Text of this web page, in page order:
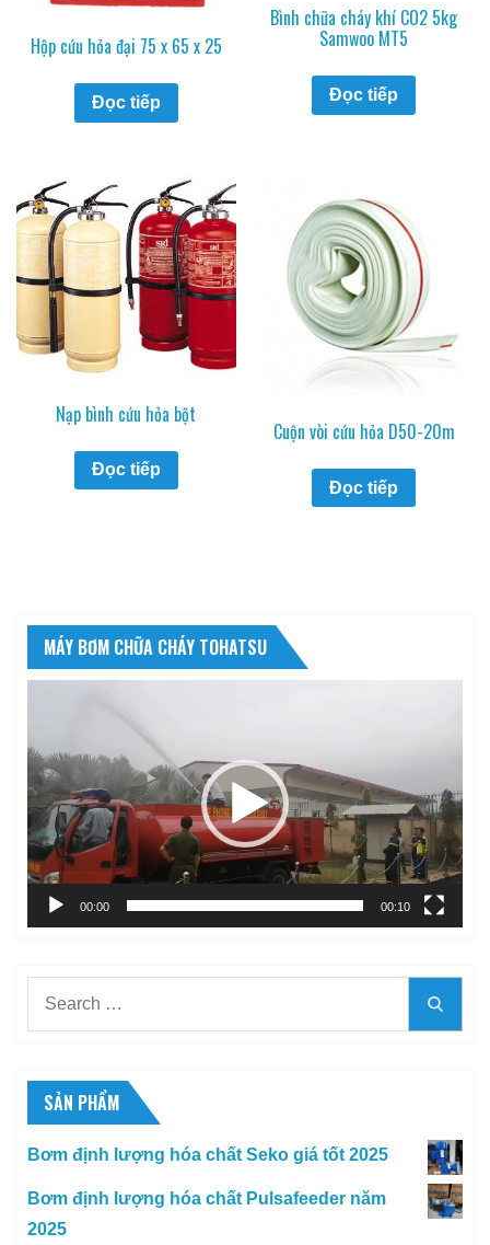
Hộp cứu hỏa đại 75 x 65 x 25
Đọc tiếp
Bình chữa cháy khí CO2 5kg
Samwoo MT5
Đọc tiếp
Nạp bình cứu hỏa bột
Đọc tiếp
Cuộn vòi cứu hỏa D50-20m
Đọc tiếp
MÁY BƠM CHỮA CHÁY TOHATSU
Video
00:00 00:10
SẢN PHẨM
Bơm định lượng hóa chất Seko giá tốt 2025
Bơm định lượng hóa chất Pulsafeeder năm
2025